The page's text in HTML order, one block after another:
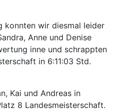
konnten wir diesmal leider
Anne und Denise
inne und schrappten
in 6:11:03 Std.
Kai und Andreas in
8 Landesmeisterschaft.